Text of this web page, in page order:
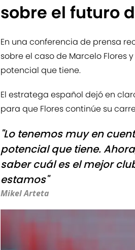
sobre el futuro
En una conferencia de prensa
sobre el caso de Marcelo Flores
potencial que tiene.
El estratega español dejó en
para que Flores continúe su
"Lo tenemos muy en
potencial que tiene.
saber cuál es el mejor
estamos"
Mikel Arteta